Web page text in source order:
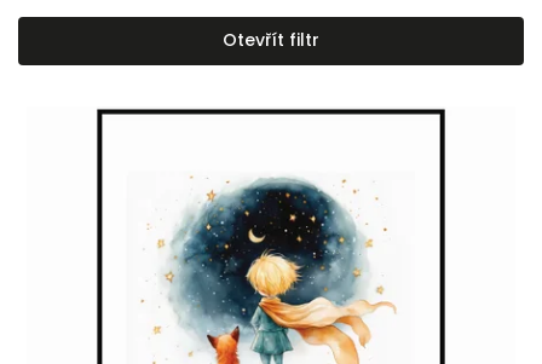
Nejlevnější
Nejdražší
Otevřít filtr